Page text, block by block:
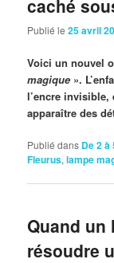
caché
Publié le25 avril
Voici un nouvel
magique ».
l’encre
apparaître des
Publié dans De 2 à
Fleurus,lampe
Quand
résoudre